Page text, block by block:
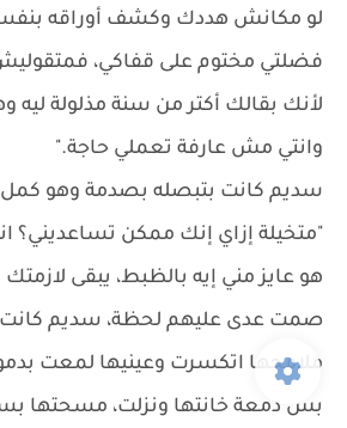
لو مكانش هددك وكشف أوراقه
فضلتي مختوم على قفاكي،
لأنك بقالك أكتر من سنة مذلولة ليه
وانتي مش عارفة تعملي حاجة."
سديم كانت بتبصله بصدمة وهو
"متخيلة إزاي إنك ممكن تساعديني؟
هو عايز مني إيه بالظبط، يبقى لازمتك
صمت عدى عليهم لحظة، سديم كانت
ملامحها اتكسرت وعينيها لمعت
بس دمعة خانتها ونزلت، مسحتها